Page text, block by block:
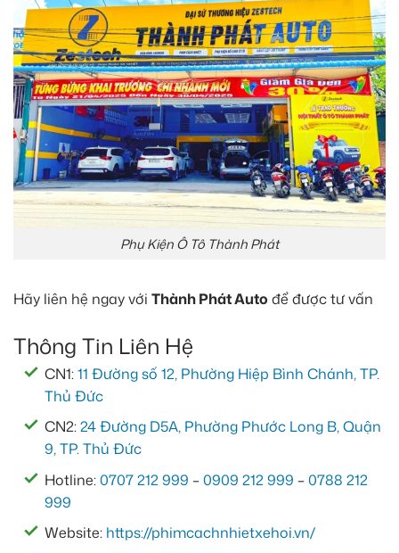
Phụ Kiện Ô Tô Thành Phát
Hãy liên hệ ngay với Thành Phát Auto để được tư vấn
Thông Tin Liên Hệ
CN1:11 Đường số 12, Phường Hiệp Bình Chánh, TP.
Thủ Đức
CN2:24 Đường D5A, Phường Phước Long B, Quận
9, TP. Thủ Đức
Hotline:0707 212 999 –0909 212 999 –0788 212
999
Website: https://phimcachnhietxehoi.vn/